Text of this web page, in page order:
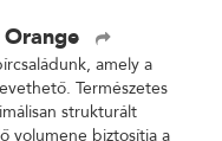
amely a
Természetes
strukturált
volumene biztosítja a